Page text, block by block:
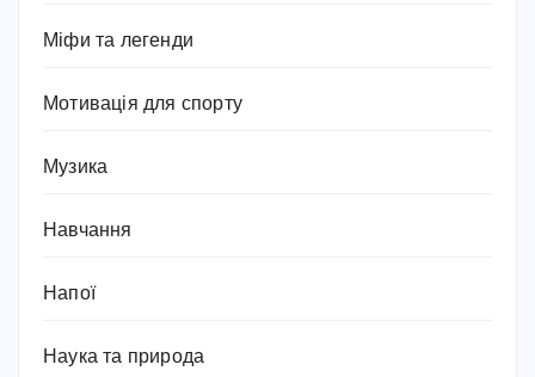
Міфи та легенди
Мотивація для спорту
Музика
Навчання
Напої
Наука та природа